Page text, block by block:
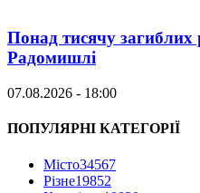
Понад тисячу загиблих
Радомишлі
07.08.2026 - 18:00
ПОПУЛЯРНІ КАТЕГОРІЇ
Місто34567
Різне19852